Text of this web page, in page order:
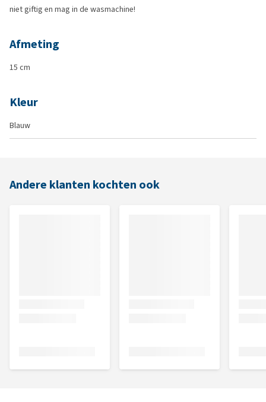
niet giftig en mag in de wasmachine!
Afmeting
15 cm
Kleur
Blauw
Andere klanten kochten ook